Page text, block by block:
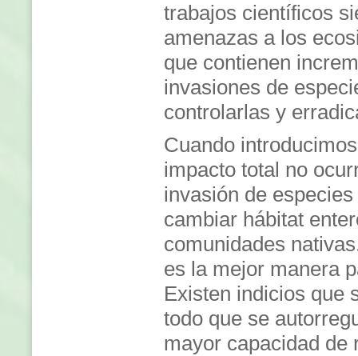
trabajos científicos
amenazas a los
que contienen
invasiones de
controlarlas y
Cuando
impacto total no
invasión de
cambiar hábitat
comunidades
es la mejor manera
Existen indicios que
todo que se
mayor capacidad de